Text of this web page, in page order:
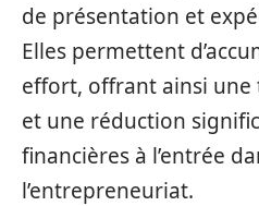
de présentation et
Elles permettent
effort, offrant ainsi une
et une réduction
financières à l’entrée
l’entrepreneuriat.